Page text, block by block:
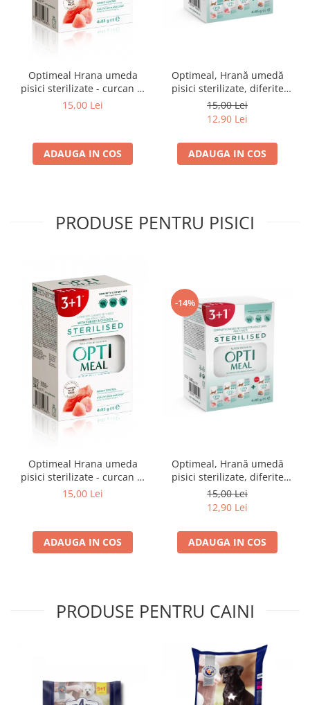
Optimeal Hrana umeda
pisici sterilizate - curcan si
pui in sos, set 3+1,
15,00 Lei
ADAUGA IN COS
Optimeal, Hrană umedă
pisici sterilizate, diferite
arome, (3+1), 0.34kg
15,00 Lei
12,90 Lei
ADAUGA IN COS
PRODUSE PENTRU PISICI
Optimeal Hrana umeda
pisici sterilizate - curcan si
pui in sos, set 3+1,
15,00 Lei
ADAUGA IN COS
-14%
Optimeal, Hrană umedă
pisici sterilizate, diferite
arome, (3+1), 0.34kg
15,00 Lei
12,90 Lei
ADAUGA IN COS
PRODUSE PENTRU CAINI